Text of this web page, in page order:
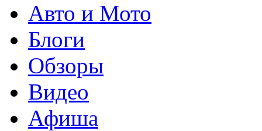
Авто и Мото
Блоги
Обзоры
Видео
Афиша